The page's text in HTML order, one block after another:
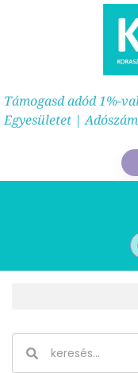
Támogasd adód 1%-
Egyesületet |